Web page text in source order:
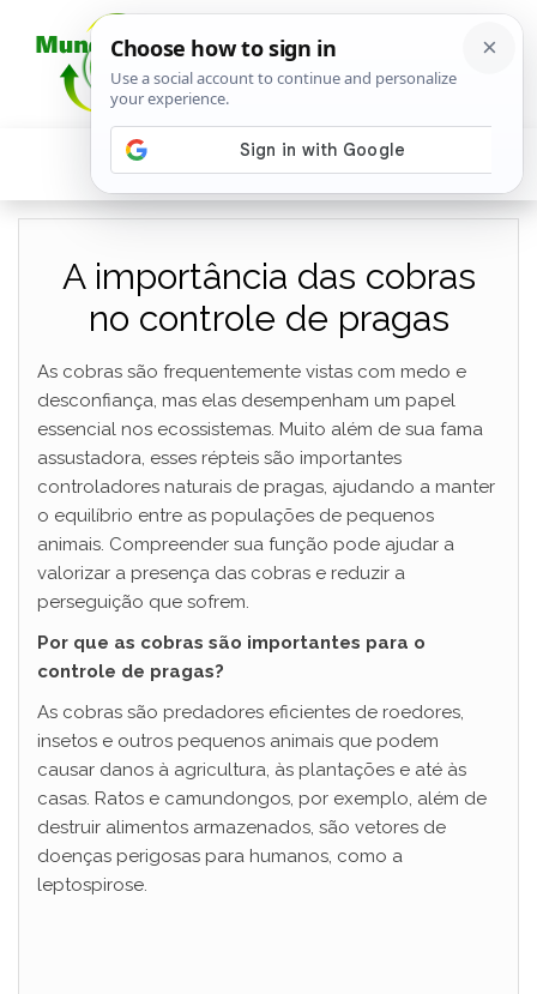
A importância das cobras
no controle de pragas
As cobras são frequentemente vistas com medo e
desconfiança, mas elas desempenham um papel
essencial nos ecossistemas. Muito além de sua fama
assustadora, esses répteis são importantes
controladores naturais de pragas, ajudando a manter
o equilíbrio entre as populações de pequenos
animais. Compreender sua função pode ajudar a
valorizar a presença das cobras e reduzir a
perseguição que sofrem.
Por que as cobras são importantes para o
controle de pragas?
As cobras são predadores eficientes de roedores,
insetos e outros pequenos animais que podem
causar danos à agricultura, às plantações e até às
casas. Ratos e camundongos, por exemplo, além de
destruir alimentos armazenados, são vetores de
doenças perigosas para humanos, como a
leptospirose.